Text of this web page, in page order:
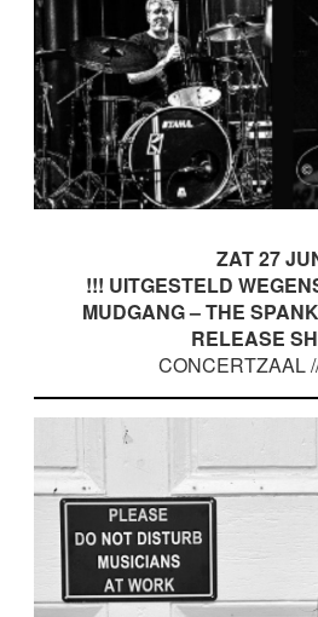
ZAT 27
!!! UITGESTELD
MUDGANG – THE
RELEASE
CONCERTZAAL